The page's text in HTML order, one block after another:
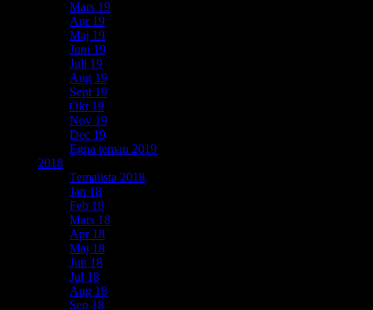
Mars 19
Apr 19
Maj 19
Juni 19
Juli 19
Aug 19
Sept 19
Okt 19
Nov 19
Dec 19
Egna teman 2019
2018
Temalista 2018
Jan 18
Feb 18
Mars 18
Apr 18
Maj 18
Jun 18
Jul 18
Aug 18
Sep 18